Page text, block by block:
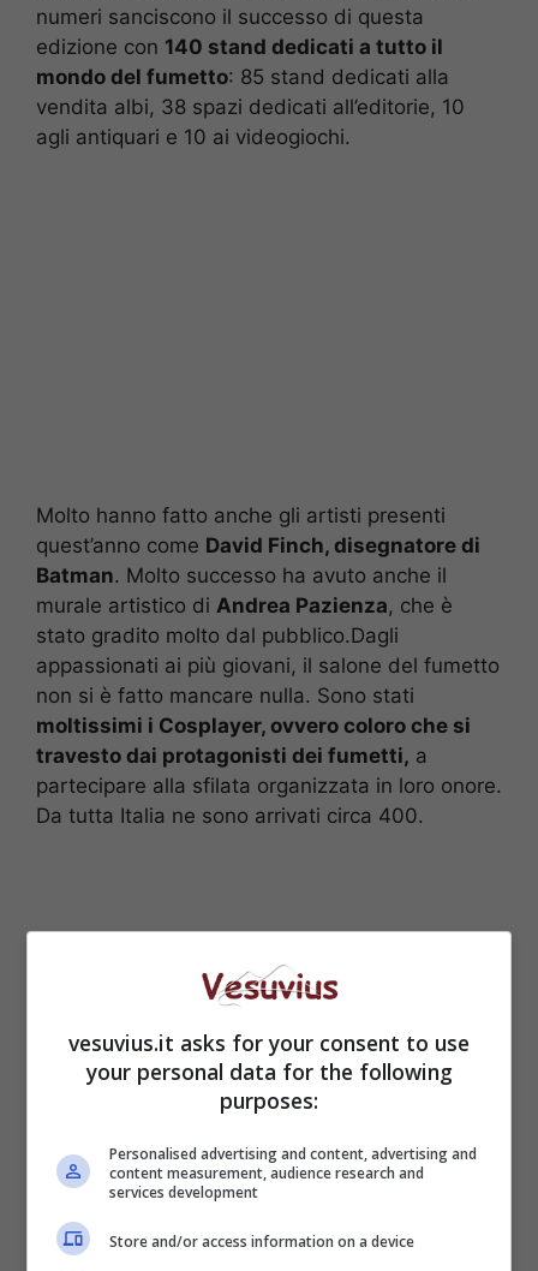
numeri sanciscono il successo di questa
edizione con 140 stand dedicati a tutto il
mondo del fumetto: 85 stand dedicati alla
vendita albi, 38 spazi dedicati all’editorie, 10
agli antiquari e 10 ai videogiochi.
Molto hanno fatto anche gli artisti presenti
quest’anno come David Finch, disegnatore di
Batman. Molto successo ha avuto anche il
murale artistico di Andrea Pazienza, che è
stato gradito molto dal pubblico.Dagli
appassionati ai più giovani, il salone del fumetto
non si è fatto mancare nulla. Sono stati
moltissimi i Cosplayer, ovvero coloro che si
travesto dai protagonisti dei fumetti, a
partecipare alla sfilata organizzata in loro onore.
Da tutta Italia ne sono arrivati circa 400.
A detta degli organizzatori
d’Oltremare come location ha contribuito
molto alla buona riuscita della
vesuvius.it asks for your consent to use
your personal data for the following
purposes:
Personalised advertising and content, advertising and
content measurement, audience research and
services development
Store and/or access information on a device